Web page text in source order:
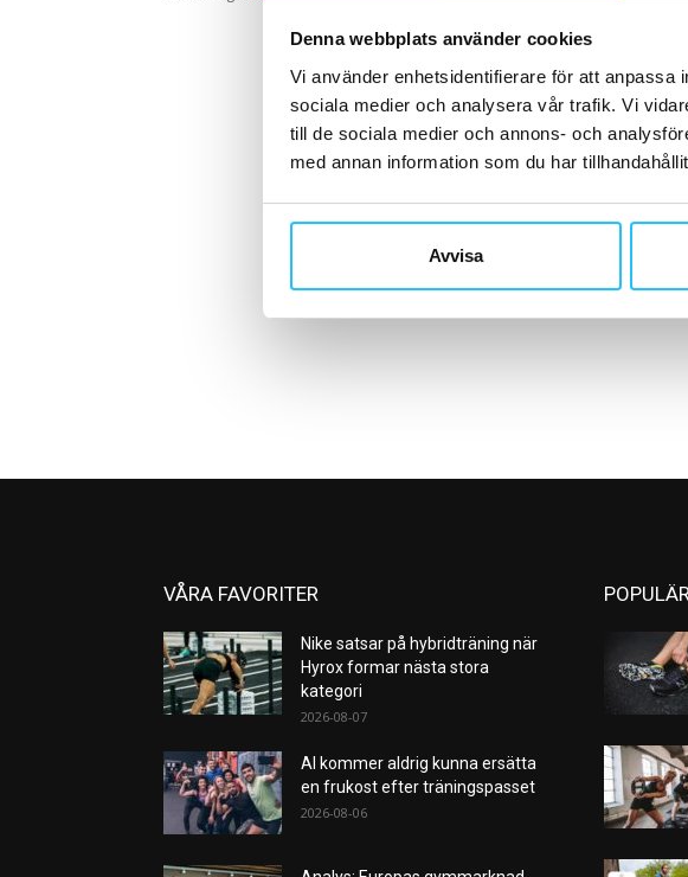
Denna webbplats använder cookies
Vi använder enhetsidentifierare för att anpassa
sociala medier och analysera vår trafik. Vi
till de sociala medier och annons- och
med annan information som du har
Avvisa
VÅRA FAVORITER
Nike satsar på hybridträning när
Hyrox formar nästa stora
kategori
2026-08-07
AI kommer aldrig kunna ersätta
en frukost efter träningspasset
2026-08-06